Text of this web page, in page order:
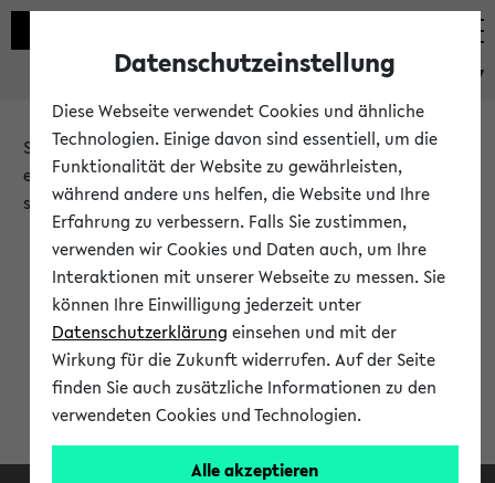
eKVV
Sie möchten auf eine eKVV Funktion zugreifen, die Ihnen
erst nach einer Anmeldung am System zur Verfügung
steht.
Bitte melden Sie sich an:
Anmeldung am eKVV
Datenschutzeinstellung
Diese Webseite verwendet Cookies und ähnliche
Technologien. Einige davon sind essentiell, um die
Funktionalität der Website zu gewährleisten,
während andere uns helfen, die Website und Ihre
Erfahrung zu verbessern. Falls Sie zustimmen,
verwenden wir Cookies und Daten auch, um Ihre
Interaktionen mit unserer Webseite zu messen. Sie
können Ihre Einwilligung jederzeit unter
Datenschutzerklärung einsehen und mit der
Wirkung für die Zukunft widerrufen. Auf der Seite
finden Sie auch zusätzliche Informationen zu den
verwendeten Cookies und Technologien.
Alle akzeptieren